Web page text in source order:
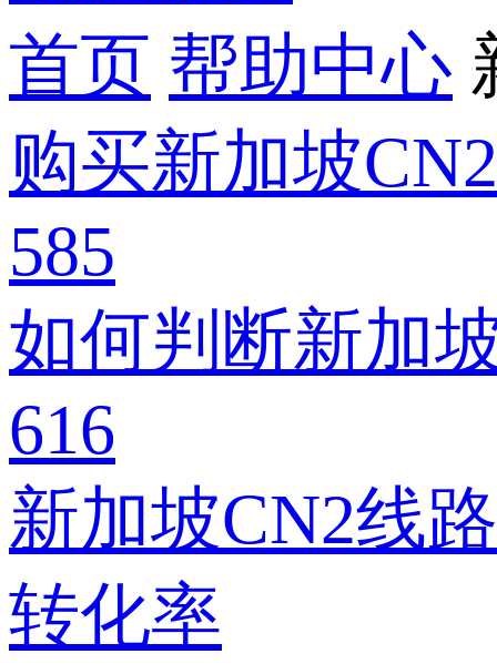
首页 帮助中心
购买新加坡
585
如何判断新加
616
新加坡CN2线
转化率